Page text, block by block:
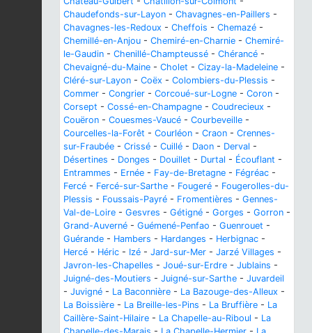
Chaudefonds-sur-Layon - Chavagnes-en-Paillers -
Chavagnes-les-Redoux - Cheffois - Chemazé -
Chemillé-en-Anjou - Chemiré-en-Charnie - Chemiré-
le-Gaudin - Chenillé-Champteussé - Chérancé -
Chevaigné-du-Maine - Cholet - Cizay-la-Madeleine -
Cléré-sur-Layon - Coëx - Colombiers-du-Plessis -
Commer - Congrier - Corcoué-sur-Logne - Coron -
Corsept - Cossé-en-Champagne - Coudrecieux -
Couëron - Couesmes-Vaucé - Courbeveille -
Courcelles-la-Forêt - Courléon - Craon - Crennes-
sur-Fraubée - Crissé - Cuillé - Daon - Derval -
Désertines - Donges - Douillet - Durtal - Écouflant -
Entrammes - Ernée - Fay-de-Bretagne - Fégréac -
Fercé - Fercé-sur-Sarthe - Fougeré - Fougerolles-du-
Plessis - Foussais-Payré - Fromentières - Gennes-
Val-de-Loire - Gesvres - Gétigné - Gorges - Gorron -
Grand-Auverné - Guémené-Penfao - Guenrouet -
Guérande - Hambers - Hardanges - Herbignac -
Hercé - Héric - Izé - Jard-sur-Mer - Jarzé Villages -
Javron-les-Chapelles - Joué-sur-Erdre - Jublains -
Juigné-des-Moutiers - Juigné-sur-Sarthe - Juvardeil
- Juvigné - La Baconnière - La Bazouge-des-Alleux -
La Boissière - La Breille-les-Pins - La Bruffière - La
Caillère-Saint-Hilaire - La Chapelle-au-Riboul - La